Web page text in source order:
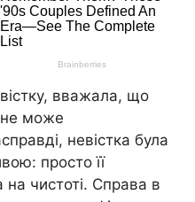
вважала, що
не може
невістка була
просто її
на чистоті. Справа в